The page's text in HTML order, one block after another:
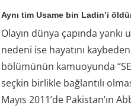
Aynı tim Usame bin Ladin’i
Olayın dünya çapında yankı
nedeni ise hayatını
bölümünün kamuoyunda
seçkin birlikle bağlantılı
Mayıs 2011’de Pakistan’ın